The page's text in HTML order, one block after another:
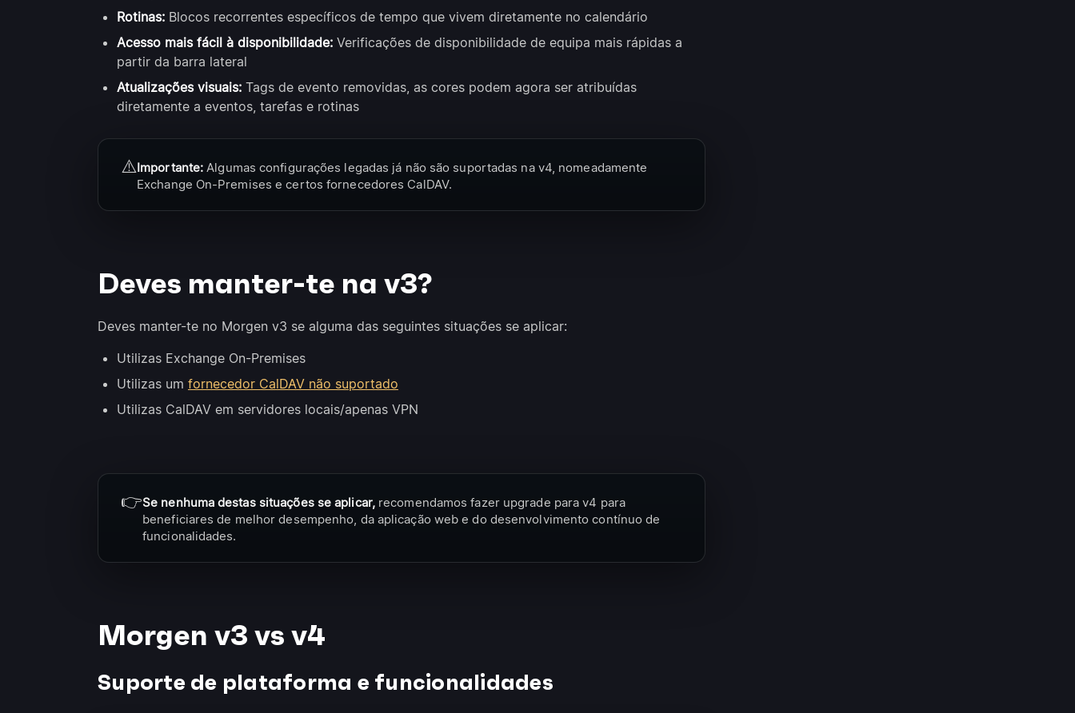
Rotinas: Blocos recorrentes específicos de tempo que vivem diretamente no calendário
Acesso mais fácil à disponibilidade: Verificações de disponibilidade de equipa mais rápidas a
partir da barra lateral
Atualizações visuais: Tags de evento removidas, as cores podem agora ser atribuídas
diretamente a eventos, tarefas e rotinas
⚠️Importante: Algumas configurações legadas já não são suportadas na v4, nomeadamente
Exchange On-Premises e certos fornecedores CalDAV.
Deves manter-te na v3?
Deves manter-te no Morgen v3 se alguma das seguintes situações se aplicar:
Utilizas Exchange On-Premises
Utilizas um fornecedor CalDAV não suportado
Utilizas CalDAV em servidores locais/apenas VPN
👉Se nenhuma destas situações se aplicar,recomendamos fazer upgrade para v4 para
beneficiares de melhor desempenho, da aplicação web e do desenvolvimento contínuo de
funcionalidades.
Morgen v3 vs v4
Suporte de plataforma e funcionalidades